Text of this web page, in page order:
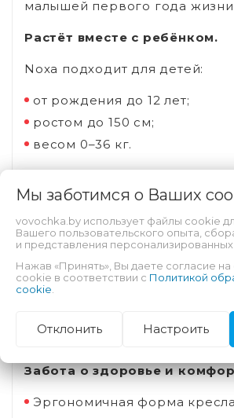
малышей первого года
Растёт вместе с ребёнком.
Noxa подходит для детей:
от рождения до 12 лет;
ростом до 150 см;
весом 0–36 кг.
ребенка предусмотрено:
10 положений регулировки
подголовника;
глубокое посадочное место;
анатомический вкладыш для
новорождённых,
в физиологически
Забота о здоровье и
Эргономичная форма кресла
Мы заботимся о Ваших
vovochka.by использует файлы cookie
Вашего пользовательского опыта,
и представления
Нажав «Принять», Вы даете согласие
cookie в соответствии с Политикой
cookie
Отклонить Настроить